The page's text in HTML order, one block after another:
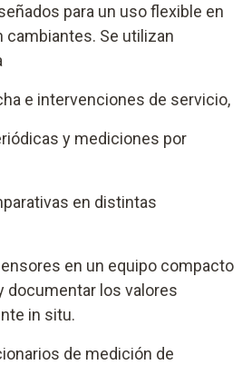
para un uso flexible en
Se utilizan
e intervenciones de servicio,
y mediciones por
en distintas
en un equipo compacto
documentar los valores
in situ.
de medición de